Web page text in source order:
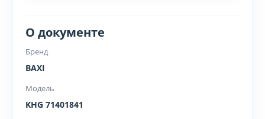
О документе
Бренд
BAXI
Модель
KHG 71401841